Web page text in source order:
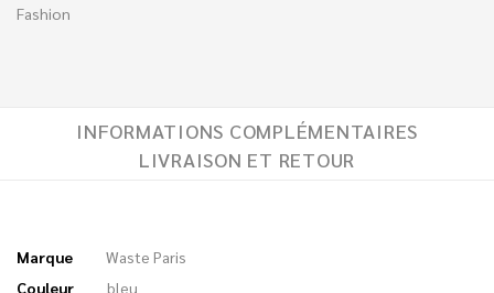
Fashion
INFORMATIONS COMPLÉMENTAIRES
LIVRAISON ET RETOUR
Marque
Waste Paris
Couleur
bleu